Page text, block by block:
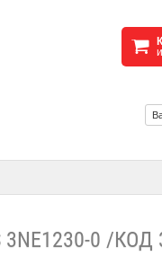
0 /КОД